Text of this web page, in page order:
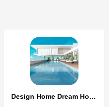
Design Home Dream House Games